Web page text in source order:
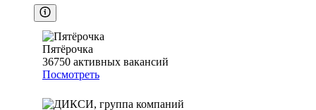
Пятёрочка
36750 активных вакансий
Посмотреть